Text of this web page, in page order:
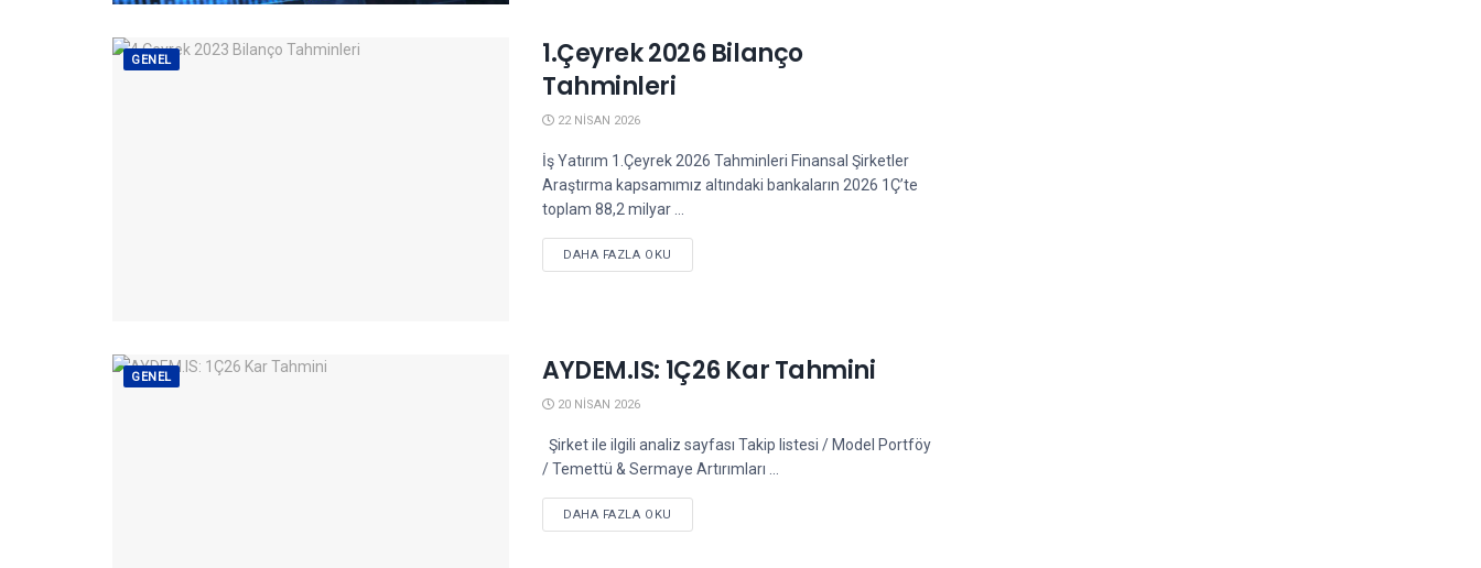
GENEL
1.Çeyrek 2026 Bilanço
Tahminleri
22 NISAN 2026
İş Yatırım 1.Çeyrek 2026 Tahminleri Finansal Şirketler
Araştırma kapsamımız altındaki bankaların 2026 1Ç’te
toplam 88,2 milyar ...
DAHA FAZLA OKU
GENEL AYDEM.IS: 1Ç26 Kar Tahmini
20 NISAN 2026
Şirket ile ilgili analiz sayfası Takip listesi / Model Portföy
/ Temettü & Sermaye Artırımları ...
DAHA FAZLA OKU